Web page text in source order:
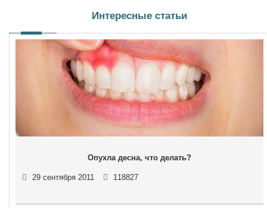
Интересные статьи
Опухла десна, что делать?
29 сентября 2011 118827